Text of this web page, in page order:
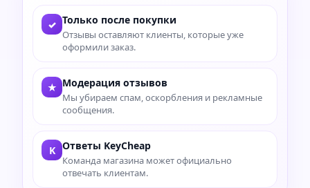
✓ Только после покупки
Отзывы оставляют клиенты, которые уже
оформили заказ.
★ Модерация отзывов
Мы убираем спам, оскорбления и рекламные
сообщения.
K Ответы KeyCheap
Команда магазина может официально
отвечать клиентам.